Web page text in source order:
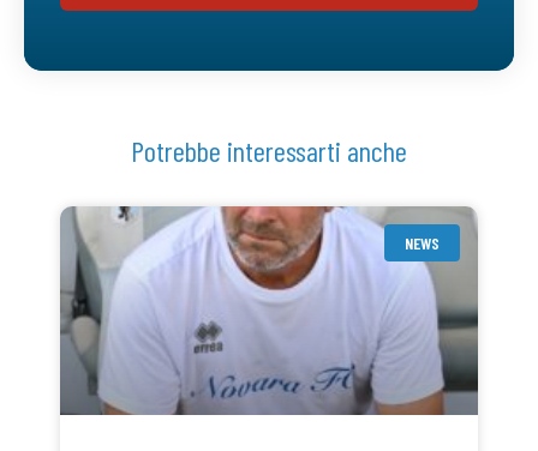
Potrebbe interessarti anche
NEWS